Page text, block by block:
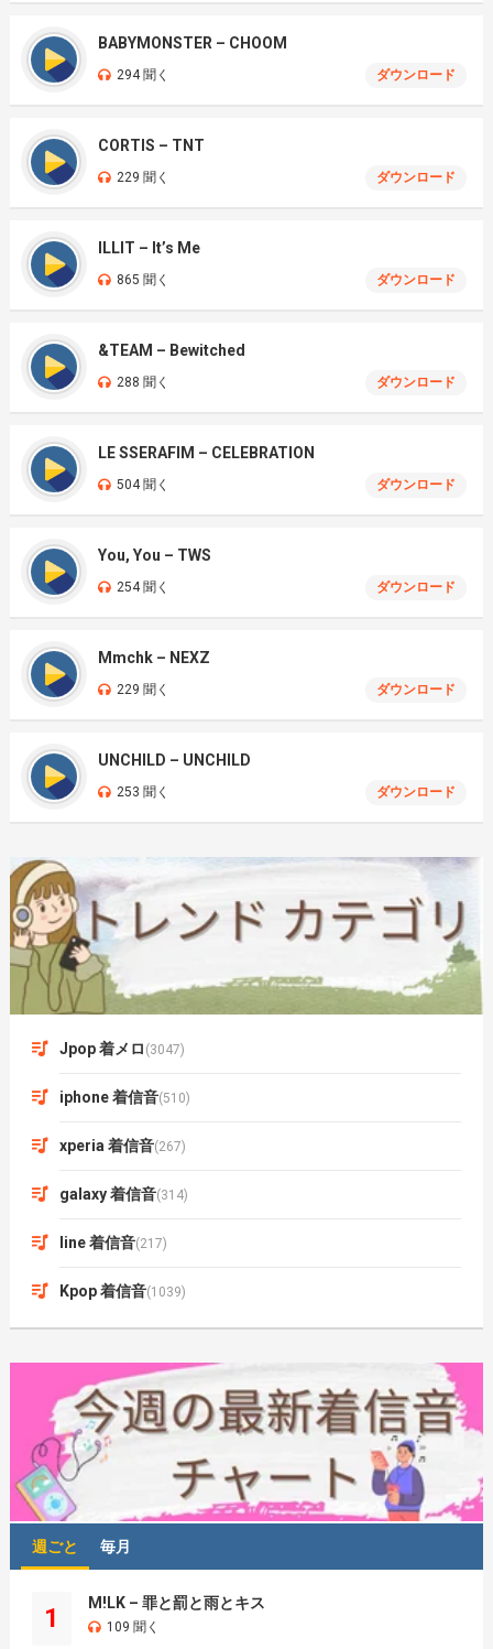
BABYMONSTER – CHOOM
294 聞く ダウンロード
CORTIS – TNT
229 聞く ダウンロード
ILLIT – It’s Me
865 聞く ダウンロード
&TEAM – Bewitched
288 聞く ダウンロード
LE SSERAFIM – CELEBRATION
504 聞く ダウンロード
You, You – TWS
254 聞く ダウンロード
Mmchk – NEXZ
229 聞く ダウンロード
UNCHILD – UNCHILD
253 聞く ダウンロード
Jpop 着メロ (3047)
iphone 着信音(510)
xperia 着信音(267)
galaxy 着信音(314)
line 着信音(217)
Kpop 着信音(1039)
週ごと 毎月
1
M!LK – 罪と罰と雨とキス
109 聞く